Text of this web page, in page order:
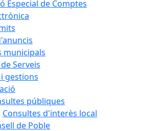
Especial de Comptes
municipals
Serveis
gestions
públiques
Consultes d'interès local
de Poble